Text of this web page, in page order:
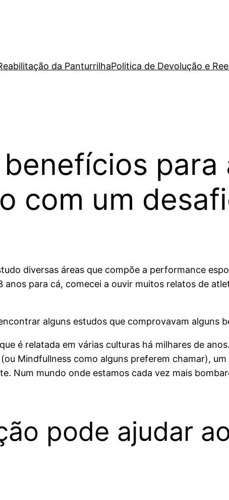
da PanturrilhaPolitica de Devolução e
para
com um
diversas áreas que compõe a performance
para cá, comecei a ouvir muitos relatos de
alguns estudos que comprovavam alguns
é relatada em várias culturas há milhares de
Mindfullness como alguns preferem chamar),
Num mundo onde estamos cada vez mais
pode ajudar